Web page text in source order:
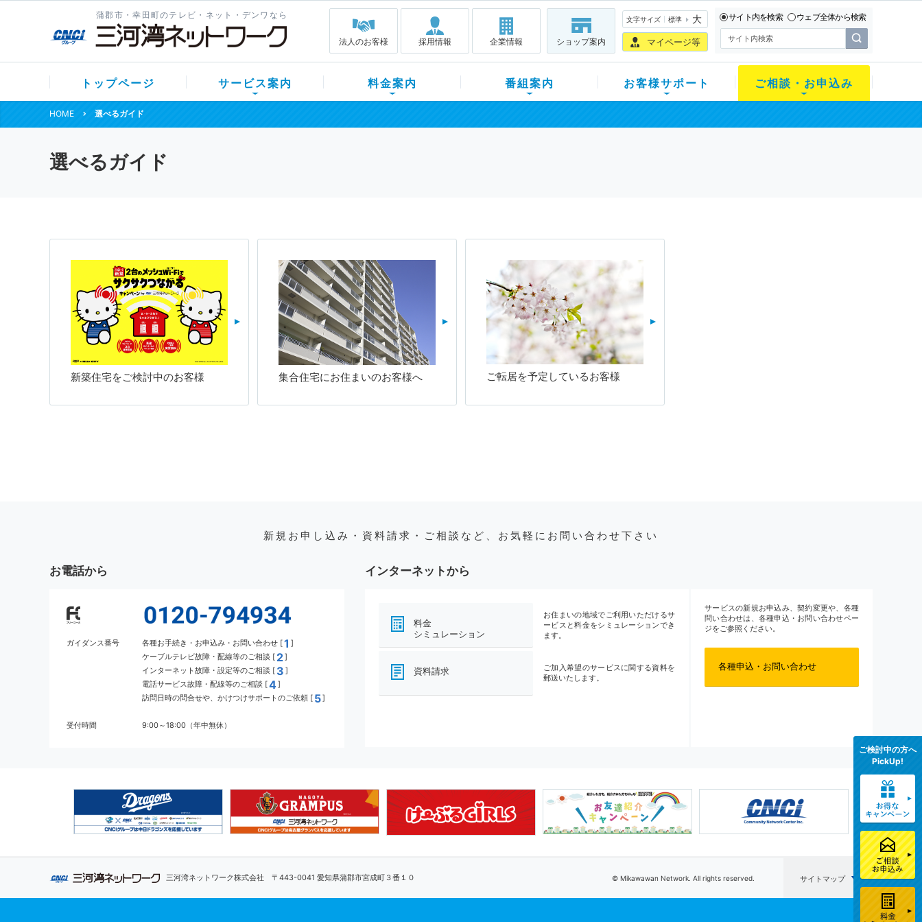
蒲郡市・幸田町のテレビ・ネット・デンワなら
法人のお客様 採用情報 企業情報 ショップ案内
文字サイズ 標準 大
マイページ等
サイト内を検索 ウェブ全体から検索
トップページ サービス案内 料金案内 番組案内 お客様サポート ご相談・お申込み
HOME 選べるガイド
選べるガイド
新築住宅をご検討中のお客様 集合住宅にお住まいのお客様へ ご転居を予定しているお客様
新規お申し込み・資料請求・ご相談など、お気軽にお問い合わせ下さい
お電話から
ガイダンス番号 各種お手続き・お申込み・お問い合わせ [1 ]
ケーブルテレビ故障・配線等のご相談 [ 2]
インターネット故障・設定等のご相談 [ 3 ]
電話サービス故障・配線等のご相談 [4]
訪問日時の問合せや、かけつけサポートのご依頼 [ 5]
受付時間 9:00～18:00（年中無休）
インターネットから
料金
シミュレーション
お住まいの地域でご利用いただけるサ
ービスと料金をシミュレーションでき
ます。
資料請求
ご加入希望のサービスに関する資料を
郵送いたします。
サービスの新規お申込み、契約変更や、各種
問い合わせは、各種申込・お問い合わせペー
ジをご参照ください。
各種申込・お問い合わせ
三河湾ネットワーク株式会社 〒443-0041 愛知県蒲郡市宮成町３番１０ © Mikawawan Network. All rights reserved. サイトマップ
ご検討中の方へ
PickUp!